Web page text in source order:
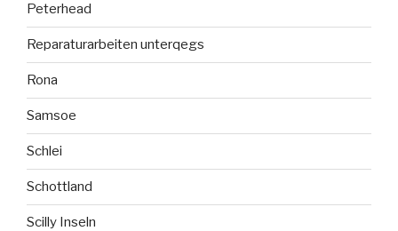
Peterhead
Reparaturarbeiten unterqegs
Rona
Samsoe
Schlei
Schottland
Scilly Inseln